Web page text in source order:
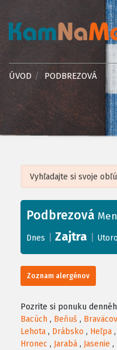
ÚVOD PODBREZOVÁ
+
−
Leaflet| ©OpenStreetMap,
Podbrezová
Dnes Zajtra
Zoznam alergénov
Pozrite si ponuku
Bacúch , Beňuš ,
Lehota , Drábsko , Heľpa ,
Hronec , Jarabá , Jasenie ,